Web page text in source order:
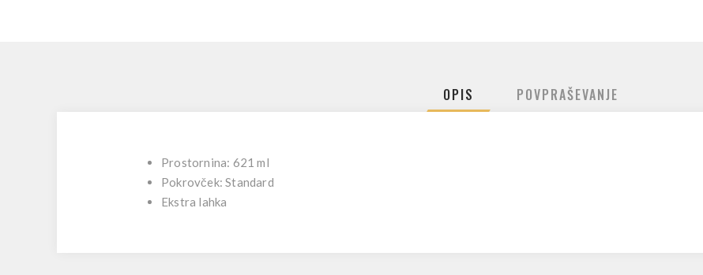
OPIS POVPRAŠEVANJE
Prostornina: 621 ml
Pokrovček: Standard
Ekstra lahka